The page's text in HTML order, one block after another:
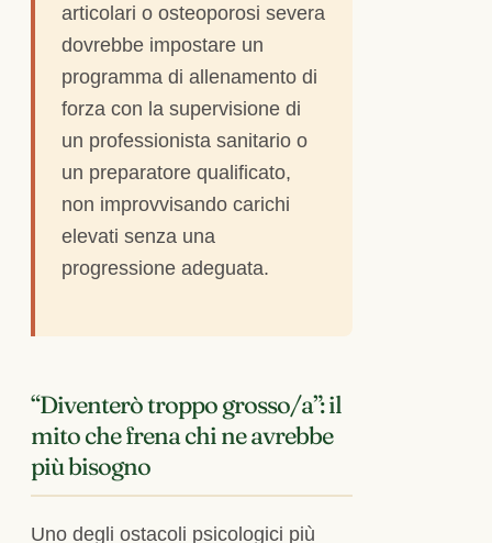
articolari o osteoporosi severa
dovrebbe impostare un
programma di allenamento di
forza con la supervisione di
un professionista sanitario o
un preparatore qualificato,
non improvvisando carichi
elevati senza una
progressione adeguata.
“Diventerò troppo grosso/a”: il
mito che frena chi ne avrebbe
più bisogno
Uno degli ostacoli psicologici più